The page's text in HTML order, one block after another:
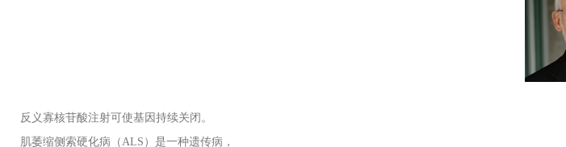
反义寡核苷酸注射可使基因持续关闭。
肌萎缩侧索硬化病（ALS）是一种遗传病，